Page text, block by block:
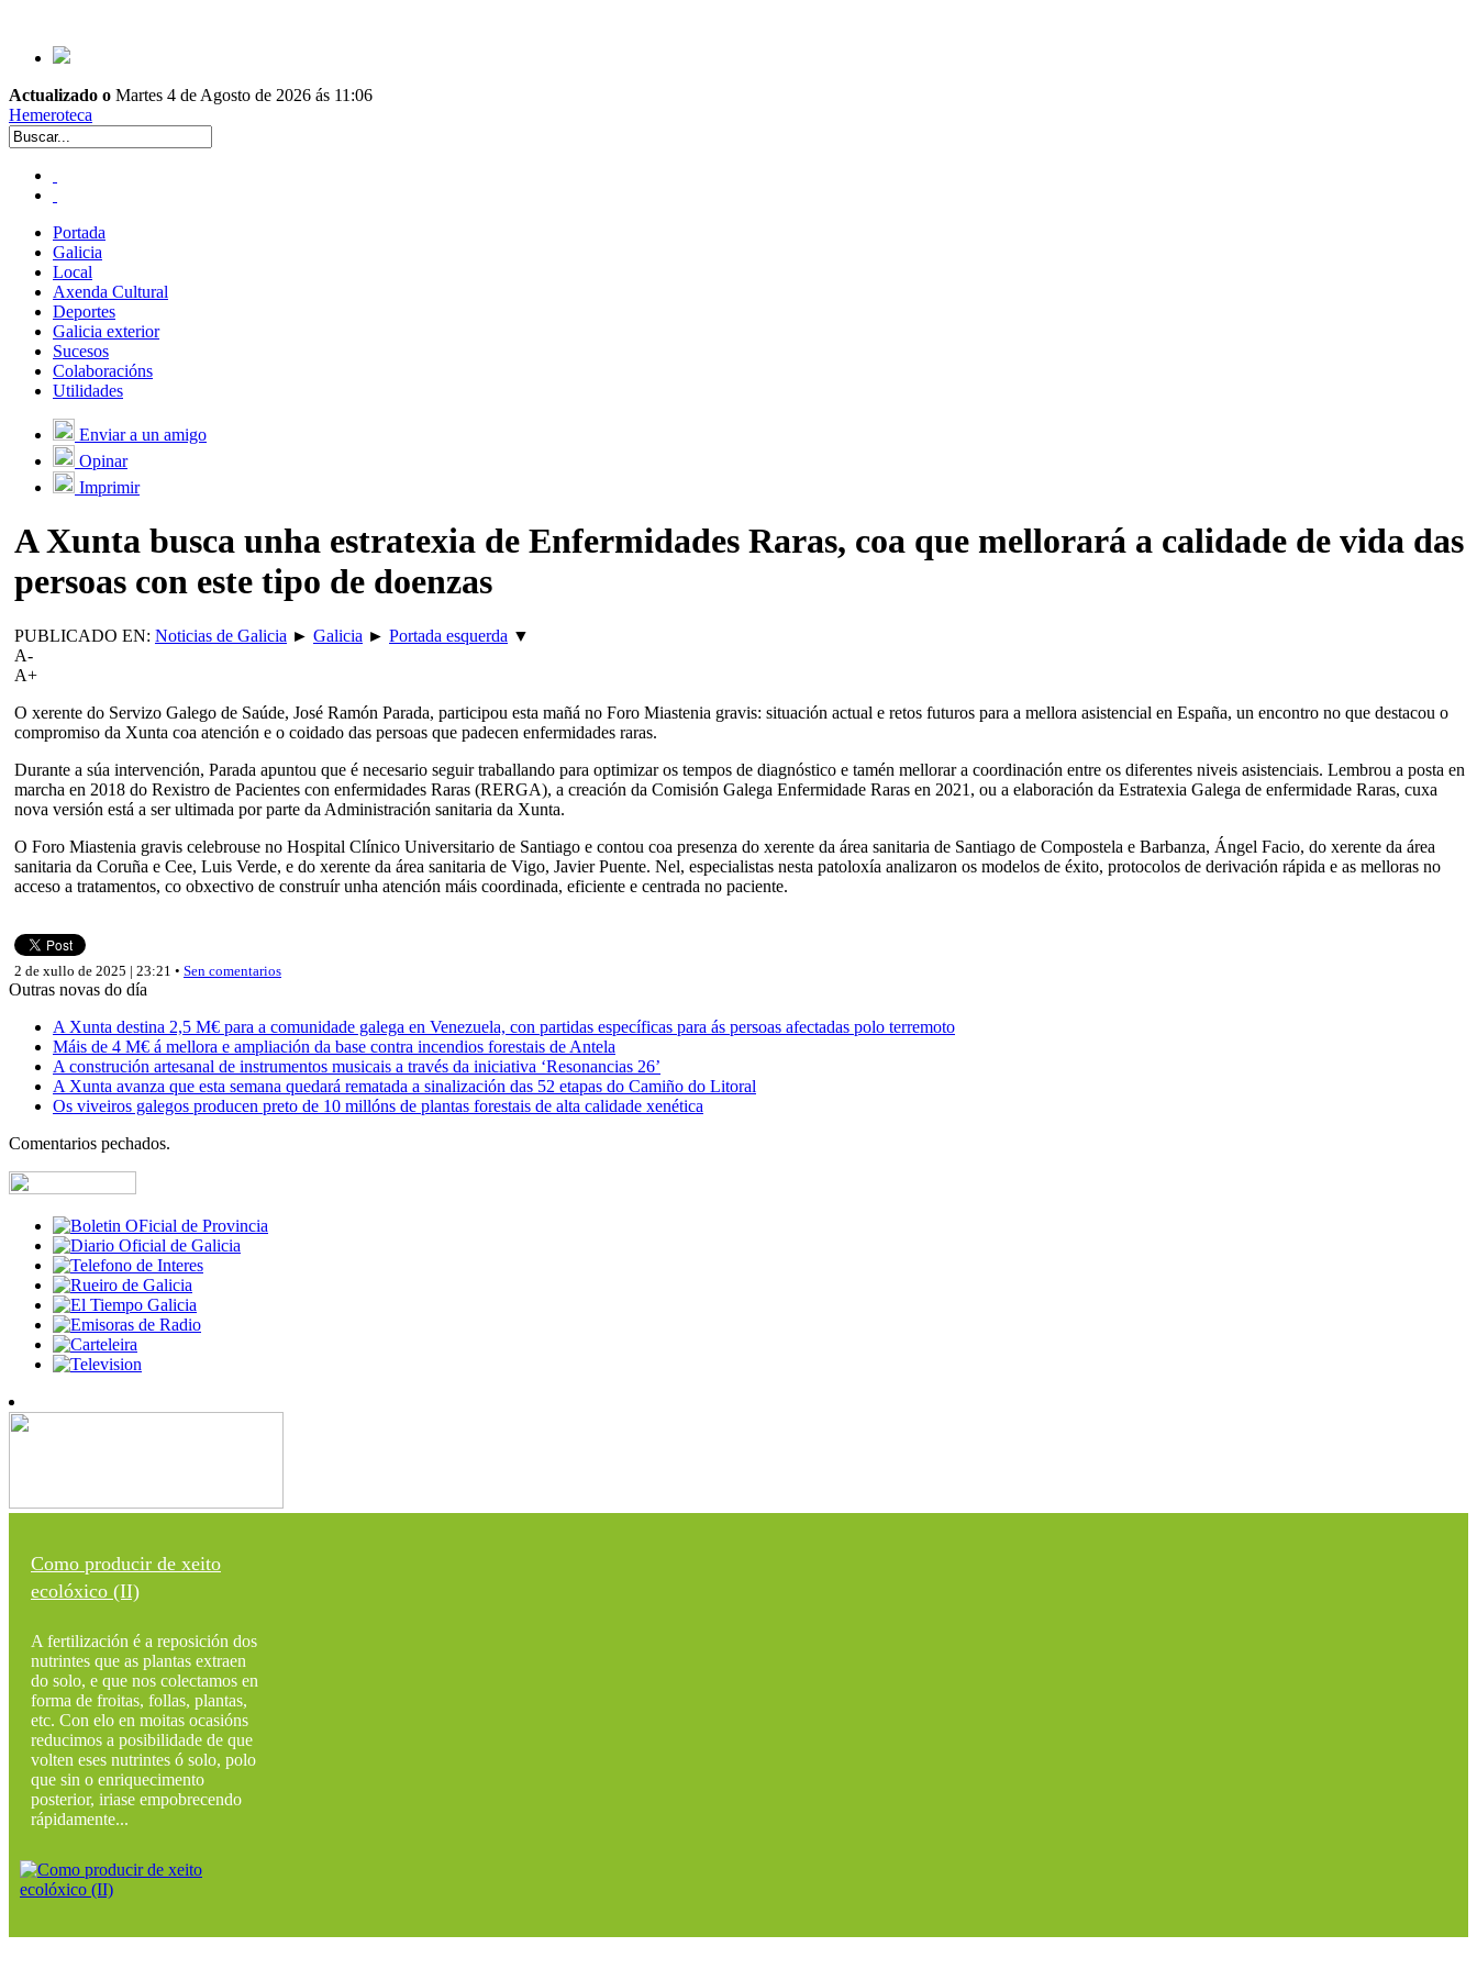
Actualizado o Martes 4 de Agosto de 2026 ás 11:06
Hemeroteca
Portada
Galicia
Local
Axenda Cultural
Deportes
Galicia exterior
Sucesos
Colaboracións
Utilidades
Enviar a un amigo
Opinar
Imprimir
A Xunta busca unha estratexia de Enfermidades Raras, coa que mellorará a calidade de vida das
persoas con este tipo de doenzas
PUBLICADO EN: Noticias de Galicia ► Galicia ► Portada esquerda ▼
A-
A+
O xerente do Servizo Galego de Saúde, José Ramón Parada, participou esta mañá no Foro Miastenia gravis: situación actual e retos futuros para a mellora asistencial en España, un encontro no que destacou o
compromiso da Xunta coa atención e o coidado das persoas que padecen enfermidades raras.
Durante a súa intervención, Parada apuntou que é necesario seguir traballando para optimizar os tempos de diagnóstico e tamén mellorar a coordinación entre os diferentes niveis asistenciais. Lembrou a posta en
marcha en 2018 do Rexistro de Pacientes con enfermidades Raras (RERGA), a creación da Comisión Galega Enfermidade Raras en 2021, ou a elaboración da Estratexia Galega de enfermidade Raras, cuxa
nova versión está a ser ultimada por parte da Administración sanitaria da Xunta.
O Foro Miastenia gravis celebrouse no Hospital Clínico Universitario de Santiago e contou coa presenza do xerente da área sanitaria de Santiago de Compostela e Barbanza, Ángel Facio, do xerente da área
sanitaria da Coruña e Cee, Luis Verde, e do xerente da área sanitaria de Vigo, Javier Puente. Nel, especialistas nesta patoloxía analizaron os modelos de éxito, protocolos de derivación rápida e as melloras no
acceso a tratamentos, co obxectivo de construír unha atención máis coordinada, eficiente e centrada no paciente.
2 de xullo de 2025 | 23:21 • Sen comentarios
Outras novas do día
A Xunta destina 2,5 M€ para a comunidade galega en Venezuela, con partidas específicas para ás persoas afectadas polo terremoto
Máis de 4 M€ á mellora e ampliación da base contra incendios forestais de Antela
A construción artesanal de instrumentos musicais a través da iniciativa ‘Resonancias 26’
A Xunta avanza que esta semana quedará rematada a sinalización das 52 etapas do Camiño do Litoral
Os viveiros galegos producen preto de 10 millóns de plantas forestais de alta calidade xenética
Comentarios pechados.
Como producir de xeito
ecolóxico (II)
A fertilización é a reposición dos
nutrintes que as plantas extraen
do solo, e que nos colectamos en
forma de froitas, follas, plantas,
etc. Con elo en moitas ocasións
reducimos a posibilidade de que
volten eses nutrintes ó solo, polo
que sin o enriquecimento
posterior, iriase empobrecendo
rápidamente...